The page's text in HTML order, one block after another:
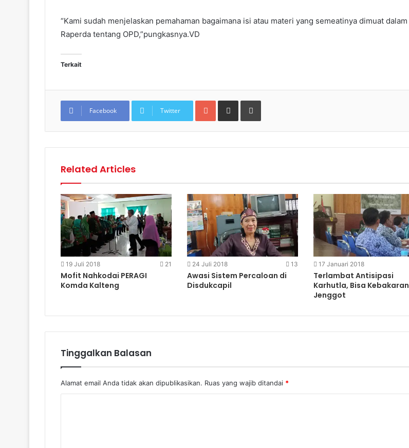
“Kami sudah menjelaskan pemahaman bagaimana isi atau materi yang semeatinya dimuat dalam
Raperda tentang OPD,”pungkasnya.VD
Terkait
Facebook Twitter
Google+Share via Email Print
Related Articles
19 Juli 2018 21
Mofit Nahkodai PERAGI
Komda Kalteng
24 Juli 2018 13
Awasi Sistem Percaloan di
Disdukcapil
17 Januari 2018
Terlambat Antisipasi
Karhutla, Bisa Kebakaran
Jenggot
Tinggalkan Balasan
Alamat email Anda tidak akan dipublikasikan. Ruas yang wajib ditandai *